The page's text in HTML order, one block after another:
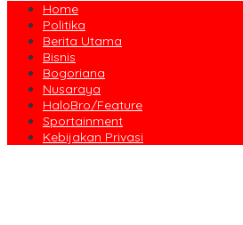
Home
Politika
Berita Utama
Bisnis
Bogoriana
Nusaraya
HaloBro/Feature
Sportainment
Kebijakan Privasi